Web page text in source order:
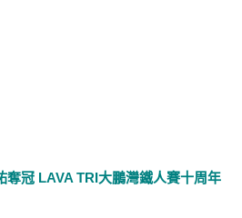
奪冠 LAVA TRI大鵬灣鐵人賽十周年